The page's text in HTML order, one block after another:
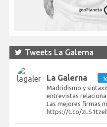
Tweets La Galerna
La Galerna
Madridismo y
entrevistas
Las mejores firmas
https://t.co/